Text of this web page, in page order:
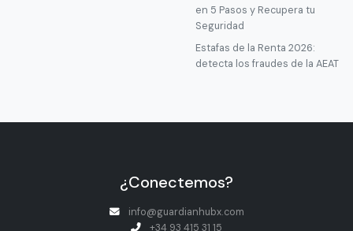
en 5 Pasos y Recupera tu
Seguridad
Estafas de la Renta 2026:
detecta los fraudes de la AEAT
¿Conectemos?
info@guardianhubx.com
+34 93 415 31 15